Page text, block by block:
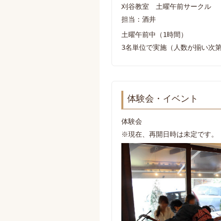
刈谷教室 土曜午前サークル
担当：酒井
土曜午前中（1時間）
3名単位で実施（人数が揃い次
体験会・イベント
体験会
※現在、再開日時は未定です。